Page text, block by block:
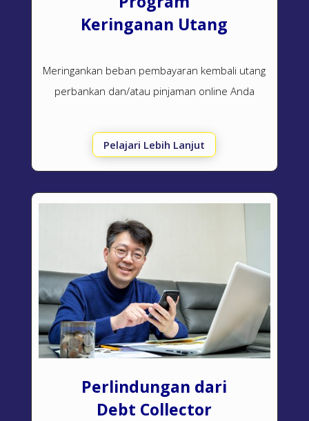
Keringanan Utang
Meringankan beban pembayaran kembali utang
perbankan dan/atau pinjaman online Anda
Pelajari Lebih Lanjut
Perlindungan dari
Debt Collector